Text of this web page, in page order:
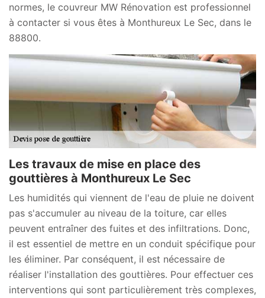
normes, le couvreur MW Rénovation est professionnel
à contacter si vous êtes à Monthureux Le Sec, dans le
88800.
Les travaux de mise en place des
gouttières à Monthureux Le Sec
Les humidités qui viennent de l'eau de pluie ne doivent
pas s'accumuler au niveau de la toiture, car elles
peuvent entraîner des fuites et des infiltrations. Donc,
il est essentiel de mettre en un conduit spécifique pour
les éliminer. Par conséquent, il est nécessaire de
réaliser l'installation des gouttières. Pour effectuer ces
interventions qui sont particulièrement très complexes,